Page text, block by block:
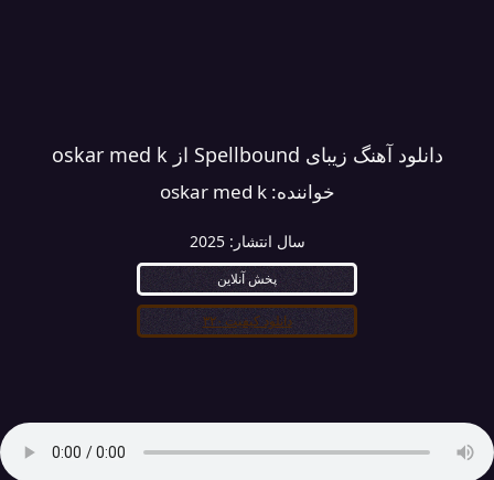
دانلود آهنگ زیبای Spellbound از oskar med k
خواننده:oskar med k
سال انتشار:2025
پخش آنلاین
دانلود کیفیت ۳۲۰